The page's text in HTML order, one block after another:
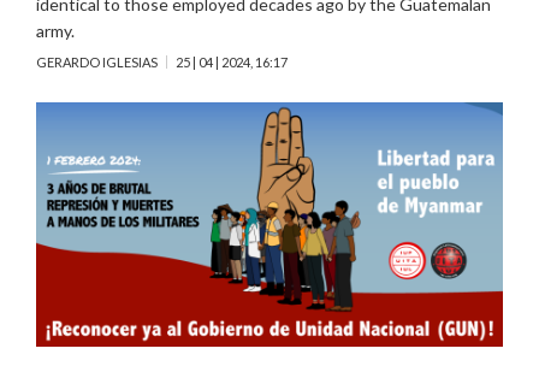
identical to those employed decades ago by the Guatemalan
army.
GERARDO IGLESIAS 25 | 04 | 2024, 16:17